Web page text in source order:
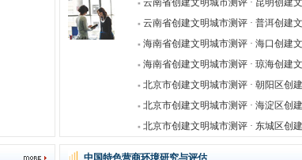
中国特色营商环境研究与评估